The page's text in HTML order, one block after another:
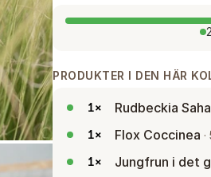
PRODUKTER I DEN HÄR
1× Rudbeckia
1× Flox Coccinea ·
1× Jungfrun i det